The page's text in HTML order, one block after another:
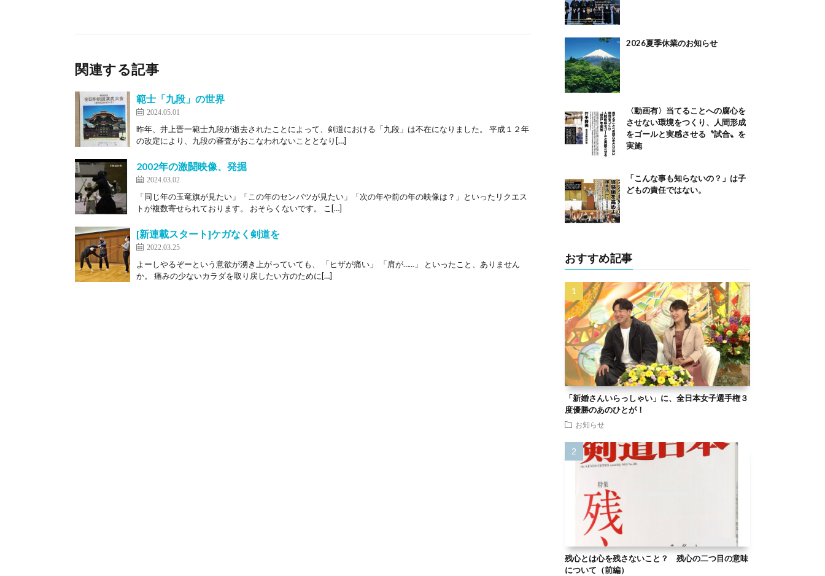
関連する記事
範士「九段」の世界
2024.05.01
昨年、井上晋一範士九段が逝去されたことによって、剣道における「九段」は不在になりました。 平成１２年
の改定により、九段の審査がおこなわれないこととなり[…]
2002年の激闘映像、発掘
2024.03.02
「同じ年の玉竜旗が見たい」「この年のセンバツが見たい」「次の年や前の年の映像は？」といったリクエス
トが複数寄せられております。 おそらくないです。 こ[…]
[新連載スタート]ケガなく剣道を
2022.03.25
よーしやるぞーという意欲が湧き上がっていても、 「ヒザが痛い」 「肩が……」 といったこと、ありません
か。 痛みの少ないカラダを取り戻したい方のために[…]
2026夏季休業のお知らせ
〈動画有〉当てることへの腐心を
させない環境をつくり、人間形成
をゴールと実感させる〝試合〟を
実施
「こんな事も知らないの？」は子
どもの責任ではない。
おすすめ記事
「新婚さんいらっしゃい」に、全日本女子選手権３
度優勝のあのひとが！
お知らせ
残心とは心を残さないこと？ 残心の二つ目の意味
について（前編）